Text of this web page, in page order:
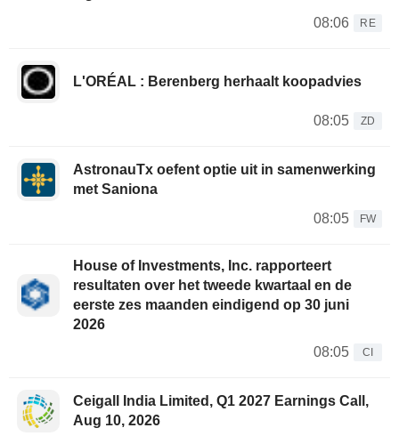
08:06
RE
L'ORÉAL : Berenberg herhaalt koopadvies
08:05 ZD
AstronauTx oefent optie uit in samenwerking
met Saniona
08:05
FW
House of Investments, Inc. rapporteert
resultaten over het tweede kwartaal en de
eerste zes maanden eindigend op 30 juni
2026
08:05
CI
Ceigall India Limited, Q1 2027 Earnings Call,
Aug 10, 2026